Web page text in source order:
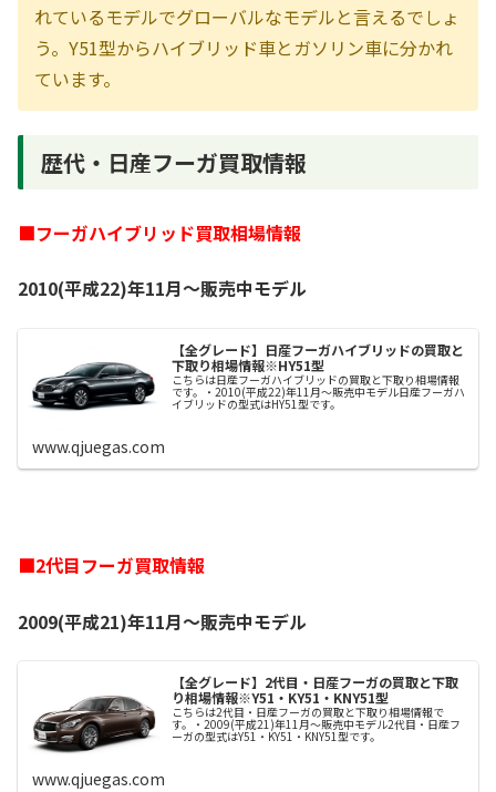
れているモデルでグローバルなモデルと言えるでしょ
う。Y51型からハイブリッド車とガソリン車に分かれ
ています。
歴代・日産フーガ買取情報
■フーガハイブリッド買取相場情報
2010(平成22)年11月～販売中モデル
【全グレード】日産フーガハイブリッドの買取と
下取り相場情報※HY51型
こちらは日産フーガハイブリッドの買取と下取り相場情報
です。・2010(平成22)年11月～販売中モデル日産フーガハ
イブリッドの型式はHY51型です。
www.qjuegas.com
■2代目フーガ買取情報
2009(平成21)年11月～販売中モデル
【全グレード】2代目・日産フーガの買取と下取
り相場情報※Y51・KY51・KNY51型
こちらは2代目・日産フーガの買取と下取り相場情報で
す。・2009(平成21)年11月～販売中モデル2代目・日産フ
ーガの型式はY51・KY51・KNY51型です。
www.qjuegas.com